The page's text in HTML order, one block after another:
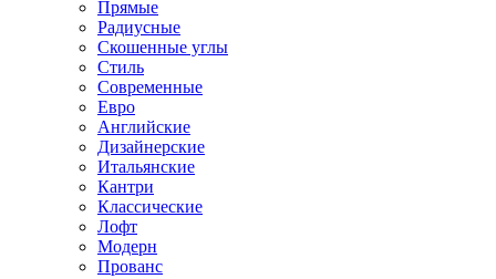
Прямые
Радиусные
Скошенные углы
Стиль
Современные
Евро
Английские
Дизайнерские
Итальянские
Кантри
Классические
Лофт
Модерн
Прованс